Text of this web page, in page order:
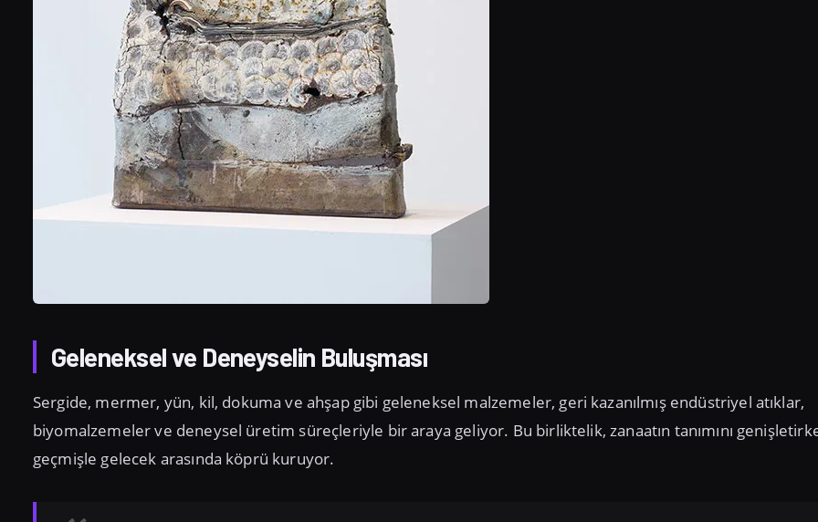
Geleneksel ve Deneyselin Buluşması
Sergide, mermer, yün, kil, dokuma ve ahşap gibi geleneksel malzemeler, geri kazanılmış endüstriyel atıklar,
biyomalzemeler ve deneysel üretim süreçleriyle bir araya geliyor. Bu birliktelik, zanaatın tanımını
geçmişle gelecek arasında köprü kuruyor.